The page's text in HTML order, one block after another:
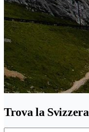
Trova la Svizzera